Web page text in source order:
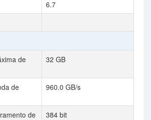
6.7
de
32 GB
de
960.0 GB/s
de
384 bit